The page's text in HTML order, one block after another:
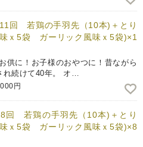
回 若鶏の手羽先（10本)＋とり
ｘ5袋 ガーリック風味ｘ5袋)×1
に！お子様のおやつに！昔ながら
れ続けて40年。 オ…
円
回 若鶏の手羽先（10本)＋とり
ｘ5袋 ガーリック風味ｘ5袋)×8